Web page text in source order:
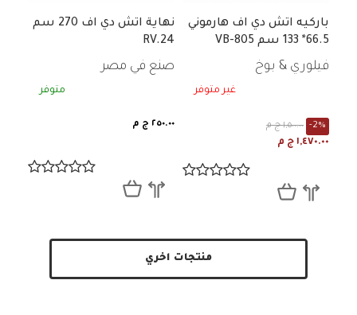
باركيه اتش دي اف هارموني
66.5* 133 سم VB-805
فيلوري & بوخ
غير متوفر
١,٥٠٠.٠٠ ج م -2%
١,٤٧٠.٠٠ ج م
نهاية اتش دي اف 270 سم
RV.24
صنع في مصر
متوفر
٢٥٠.٠٠ ج م
منتجات اخري